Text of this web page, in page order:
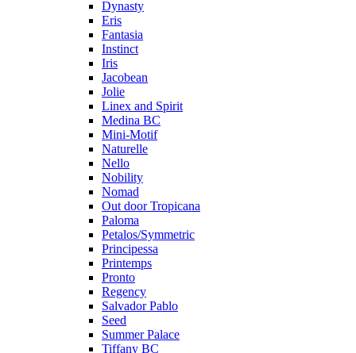
Dynasty
Eris
Fantasia
Instinct
Iris
Jacobean
Jolie
Linex and Spirit
Medina BC
Mini-Motif
Naturelle
Nello
Nobility
Nomad
Out door Tropicana
Paloma
Petalos/Symmetric
Principessa
Printemps
Pronto
Regency
Salvador Pablo
Seed
Summer Palace
Tiffany BC